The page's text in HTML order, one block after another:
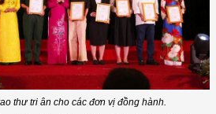
thư tri ân cho các đơn vị đồng hành.